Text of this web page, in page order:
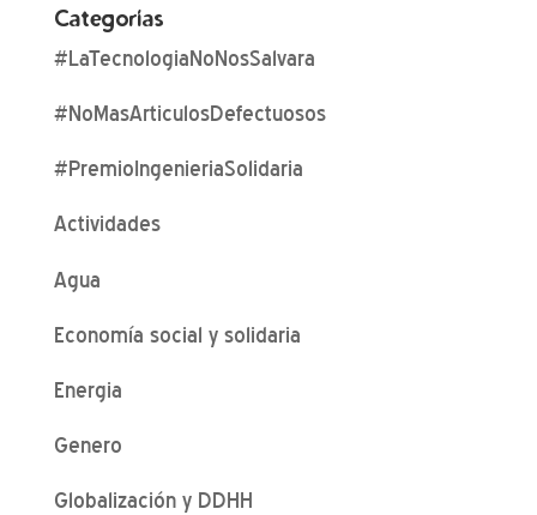
Categorías
#LaTecnologiaNoNosSalvara
#NoMasArticulosDefectuosos
#PremioIngenieriaSolidaria
Actividades
Agua
Economía social y solidaria
Energia
Genero
Globalización y DDHH